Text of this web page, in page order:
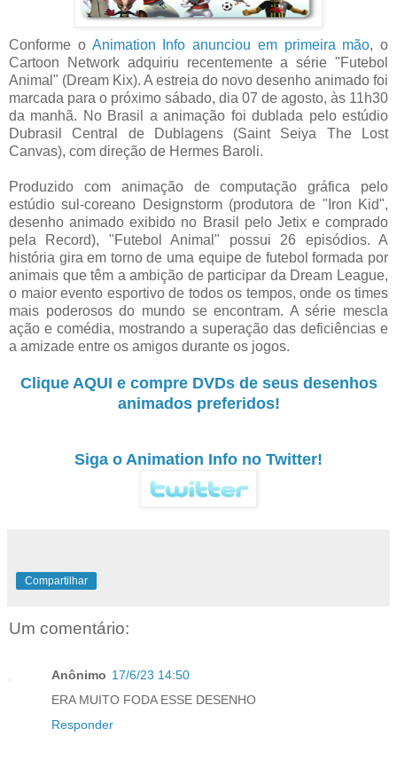
Conforme o Animation Info anunciou em primeira mão, o
Cartoon Network adquiriu recentemente a série "Futebol
Animal" (Dream Kix). A estreia do novo desenho animado foi
marcada para o próximo sábado, dia 07 de agosto, às 11h30
da manhã. No Brasil a animação foi dublada pelo estúdio
Dubrasil Central de Dublagens (Saint Seiya The Lost
Canvas), com direção de Hermes Baroli.
Produzido com animação de computação gráfica pelo
estúdio sul-coreano Designstorm (produtora de "Iron Kid",
desenho animado exibido no Brasil pelo Jetix e comprado
pela Record), "Futebol Animal" possui 26 episódios. A
história gira em torno de uma equipe de futebol formada por
animais que têm a ambição de participar da Dream League,
o maior evento esportivo de todos os tempos, onde os times
mais poderosos do mundo se encontram. A série mescla
ação e comédia, mostrando a superação das deficiências e
a amizade entre os amigos durante os jogos.
Clique AQUI e compre DVDs de seus desenhos
animados preferidos!
Siga o Animation Info no Twitter!
Compartilhar
Um comentário:
Anônimo 17/6/23 14:50
ERA MUITO FODA ESSE DESENHO
Responder